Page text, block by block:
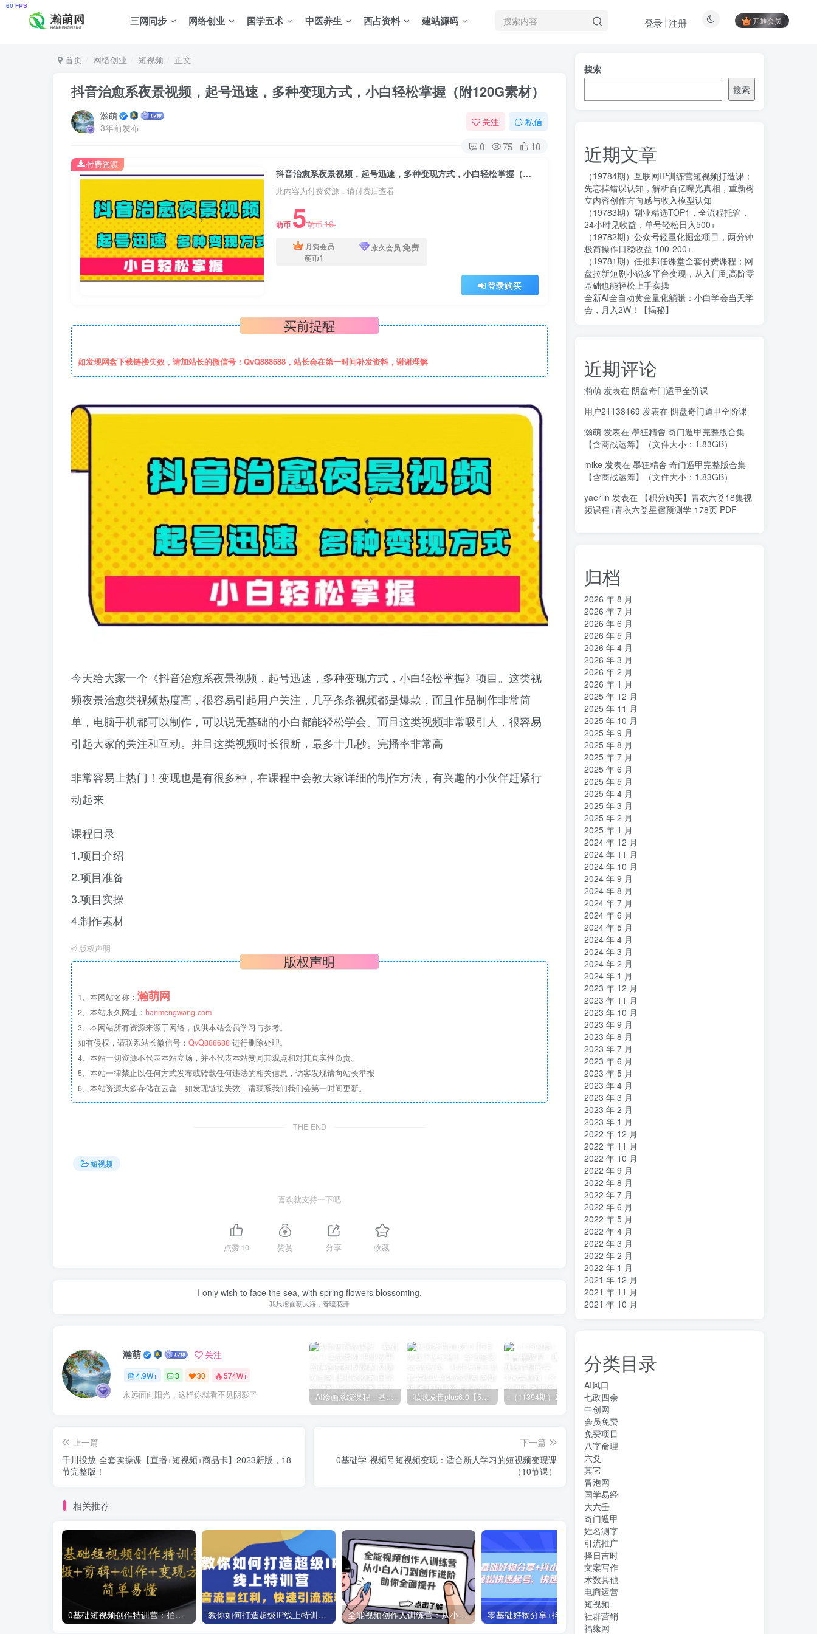
三网同步 网络创业 国学五术 中医养生 西占资料 建站源码 开通会员
登录 注册
首页 网络创业 短视频 正文
抖音治愈系夜景视频，起号迅速，多种变现方式，小白轻松掌握（附120G素材）
瀚萌
3年前发布
关注 私信
0 75 10
抖音治愈系夜景视频，起号迅速，多种变现方式，小白轻松掌握（附120G素材）
此内容为付费资源，请付费后查看
萌币 5萌币10
月费会员
萌币1
永久会员 免费
登录购买
付费资源
买前提醒
如发现网盘下载链接失效，请加站长的微信号：QvQ888688，站长会在第一时间补发资料，谢谢理解
今天给大家一个《抖音治愈系夜景视频，起号迅速，多种变现方式，小白轻松掌握》项目。这类视
频夜景治愈类视频热度高，很容易引起用户关注，几乎条条视频都是爆款，而且作品制作非常简
单，电脑手机都可以制作，可以说无基础的小白都能轻松学会。而且这类视频非常吸引人，很容易
引起大家的关注和互动。并且这类视频时长很断，最多十几秒。完播率非常高
非常容易上热门！变现也是有很多种，在课程中会教大家详细的制作方法，有兴趣的小伙伴赶紧行
动起来
课程目录
1.项目介绍
2.项目准备
3.项目实操
4.制作素材
© 版权声明
版权声明
1、本网站名称： 瀚萌网
2、本站永久网址： hanmengwang.com
3、本网站所有资源来源于网络，仅供本站会员学习与参考。
如有侵权，请联系站长微信号： QvQ888688 进行删除处理。
4、本站一切资源不代表本站立场，并不代表本站赞同其观点和对其真实性负责。
5、本站一律禁止以任何方式发布或转载任何违法的相关信息，访客发现请向站长举报
6、本站资源大多存储在云盘，如发现链接失效，请联系我们我们会第一时间更新。
THE END
短视频
喜欢就支持一下吧
点赞10 赞赏 分享 收藏
I only wish to face the sea, with spring flowers blossoming.
我只愿面朝大海，春暖花开
瀚萌 关注
4.9W+ 3 30 574W+
永远面向阳光，这样你就看不见阴影了 AI绘画系统课程，基础入门-实战案例-商业应用 私域发售plus6.0【5月份线下课录音】/全域套装sop流程包，社群发售工具套装模型 （11394期）2024视频号直播教程：视频号如何赚钱详细教学，一场直播30w营业额（37节）
上一篇
千川投放-全套实操课【直播+短视频+商品卡】2023新版，18
节完整版！
下一篇
0基础学-视频号短视频变现：适合新人学习的短视频变现课
（10节课）
相关推荐
0基础短视频创作特训营：拍摄+剪辑+创作+变现方法 教你如何打造超级IP线上特训营，抖音流量红利新机遇 全能视频创作人训练营：从小白入门到创作进阶，助你全面提升 零基础好物分享+抖小店+千川投流课：轻松快速起号，快速学会抖音投流
搜索
搜索
近期文章
（19784期）互联网IP训练营短视频打造课；
先忘掉错误认知，解析百亿曝光真相，重新树
立内容创作方向感与收入模型认知
（19783期）副业精选TOP1，全流程托管，
24小时见收益，单号轻松日入500+
（19782期）公众号轻量化掘金项目，两分钟
极简操作日稳收益 100-200+
（19781期）任推邦任课堂全套付费课程；网
盘拉新短剧小说多平台变现，从入门到高阶零
基础也能轻松上手实操
全新AI全自动黄金量化躺賺：小白学会当天学
会，月入2W！【揭秘】
近期评论
瀚萌 发表在 阴盘奇门遁甲全阶课
用户21138169 发表在 阴盘奇门遁甲全阶课
瀚萌 发表在 墨狂精舍 奇门遁甲完整版合集
【含商战运筹】（文件大小：1.83GB）
mike 发表在 墨狂精舍 奇门遁甲完整版合集
【含商战运筹】（文件大小：1.83GB）
yaerlin 发表在 【积分购买】青衣六爻18集视
频课程+青衣六爻星宿预测学-178页 PDF
归档
2026 年 8 月
2026 年 7 月
2026 年 6 月
2026 年 5 月
2026 年 4 月
2026 年 3 月
2026 年 2 月
2026 年 1 月
2025 年 12 月
2025 年 11 月
2025 年 10 月
2025 年 9 月
2025 年 8 月
2025 年 7 月
2025 年 6 月
2025 年 5 月
2025 年 4 月
2025 年 3 月
2025 年 2 月
2025 年 1 月
2024 年 12 月
2024 年 11 月
2024 年 10 月
2024 年 9 月
2024 年 8 月
2024 年 7 月
2024 年 6 月
2024 年 5 月
2024 年 4 月
2024 年 3 月
2024 年 2 月
2024 年 1 月
2023 年 12 月
2023 年 11 月
2023 年 10 月
2023 年 9 月
2023 年 8 月
2023 年 7 月
2023 年 6 月
2023 年 5 月
2023 年 4 月
2023 年 3 月
2023 年 2 月
2023 年 1 月
2022 年 12 月
2022 年 11 月
2022 年 10 月
2022 年 9 月
2022 年 8 月
2022 年 7 月
2022 年 6 月
2022 年 5 月
2022 年 4 月
2022 年 3 月
2022 年 2 月
2022 年 1 月
2021 年 12 月
2021 年 11 月
2021 年 10 月
分类目录
AI风口
七政四余
中创网
会员免费
免费项目
八字命理
六爻
其它
冒泡网
国学易经
大六壬
奇门遁甲
姓名测字
引流推广
择日吉时
文案写作
术数其他
电商运营
短视频
社群营销
福缘网